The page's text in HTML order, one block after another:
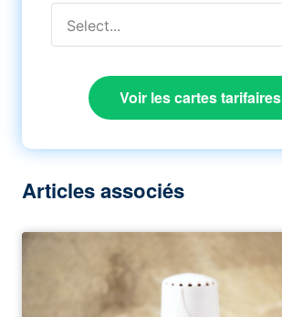
Select...
Voir les cartes tarifaires
Articles associés